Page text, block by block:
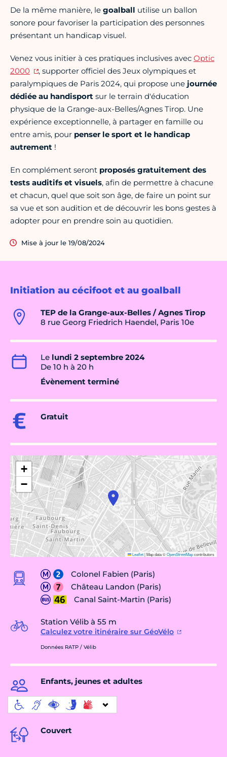
Initiation au cécifoot et au goalball
TEP de la Grange-aux-Belles / Agnes Tirop
8 rue Georg Friedrich Haendel, Paris 10e
Le lundi 2 septembre 2024
De 10 h à 20 h
Évènement terminé
Gratuit
+
−
Leaflet|Map data ©OpenStreetMapcontributors
Colonel Fabien (Paris)
Château Landon (Paris)
Canal Saint-Martin (Paris)
Station Vélib à 55 m
Calculez votre itinéraire sur GéoVélo
Données RATP / Vélib
Enfants, jeunes et adultes
Couvert
De la même manière, le goalball utilise un ballon
sonore pour favoriser la participation des personnes
présentant un handicap visuel.
Venez vous initier à ces pratiques inclusives avec Optic
2000
, supporter officiel des Jeux olympiques et
paralympiques de Paris 2024, qui propose une journée
dédiée au handisport sur le terrain d'éducation
physique de la Grange-aux-Belles/Agnes Tirop. Une
expérience exceptionnelle, à partager en famille ou
entre amis, pour penser le sport et le handicap
autrement !
En complément seront proposés gratuitement des
tests auditifs et visuels, afin de permettre à chacune
et chacun, quel que soit son âge, de faire un point sur
sa vue et son audition et de découvrir les bons gestes à
adopter pour en prendre soin au quotidien.
Mise à jour le 19/08/2024